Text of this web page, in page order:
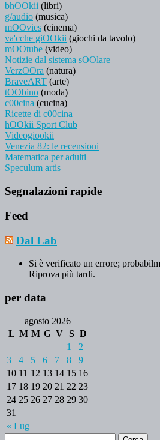
bhOOkii (libri)
g/audio (musica)
mOOvies (cinema)
va'cche giOOkii (giochi da tavolo)
mOOtube (video)
Notizie dal sistema sOOlare
VerzOOra (natura)
BraveART (arte)
tOObino (moda)
c00cina (cucina)
Ricette di c00cina
hOOkii Sport Club
Videogiookii
Venezia 82: le recensioni
Matematica per adulti
Speculum artis
Segnalazioni rapide
Feed
Dal Lab
Si è verificato un errore;
Riprova più tardi.
per data
agosto 2026
L M M G V S D
« Lug
1
2
3
4 5 6 7 8
9
10 11 12 13 14 15 16
17 18 19 20 21 22 23
24 25 26 27 28 29 30
31